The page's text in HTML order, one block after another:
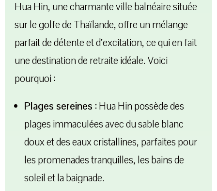
Hua Hin, une charmante ville balnéaire située
sur le golfe de Thaïlande, offre un mélange
parfait de détente et d’excitation, ce qui en fait
une destination de retraite idéale. Voici
pourquoi :
Plages sereines :Hua Hin possède des
plages immaculées avec du sable blanc
doux et des eaux cristallines, parfaites pour
les promenades tranquilles, les bains de
soleil et la baignade.